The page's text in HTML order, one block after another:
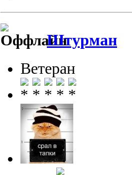
Штурман
Ветеран